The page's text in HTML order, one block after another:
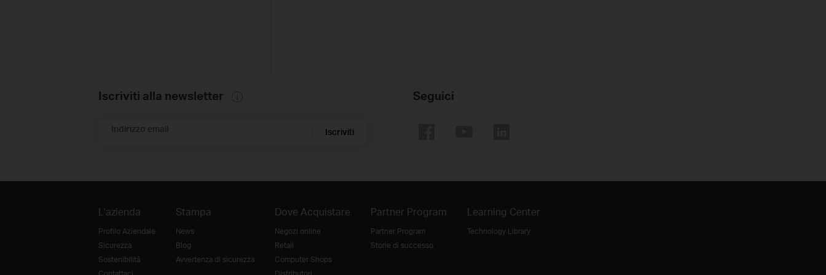
Iscriviti alla newsletter
Indirizzo email Iscriviti
Seguici
L'azienda
Profilo Aziendale
Sicurezza
Sostenibilità
Stampa
News
Blog
Avvertenza di sicurezza
Dove Acquistare
Negozi online
Retail
Computer Shops
Partner Program
Partner Program
Storie di successo
Learning Center
Technology Library